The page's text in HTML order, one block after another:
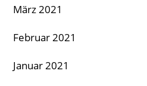
März 2021
Februar 2021
Januar 2021